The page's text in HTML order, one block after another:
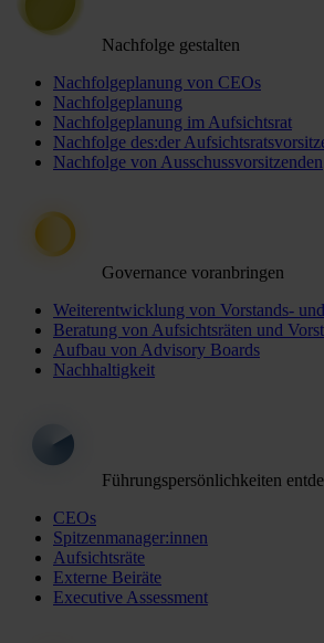
Nachfolge gestalten
Nachfolgeplanung von CEOs
Nachfolgeplanung
Nachfolgeplanung im Aufsichtsrat
Nachfolge des:der
Nachfolge von Ausschussvorsitzenden
Governance voranbringen
Weiterentwicklung von Vorstands-
Beratung von Aufsichtsräten und
Aufbau von Advisory Boards
Nachhaltigkeit
Führungspersönlichkeiten
CEOs
Spitzenmanager:innen
Aufsichtsräte
Externe Beiräte
Executive Assessment